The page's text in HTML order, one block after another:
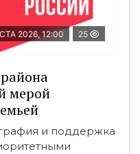
2026, 12:00 25
мерой
и поддержка